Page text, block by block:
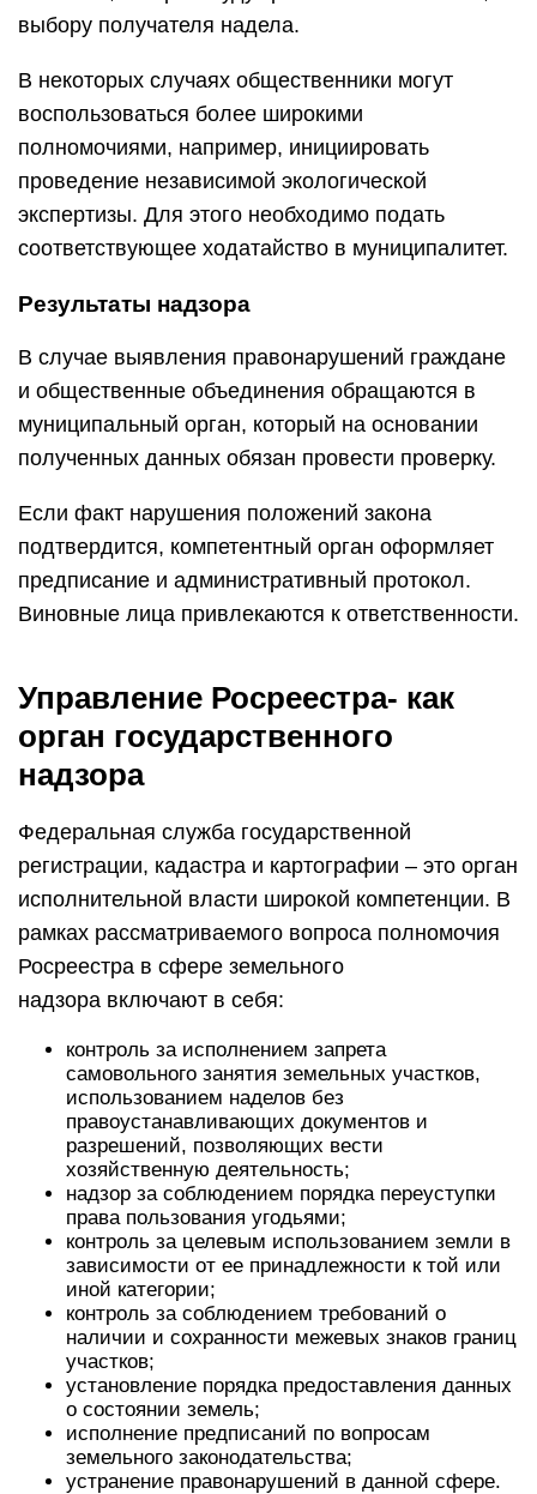
выбору получателя надела.
В некоторых случаях общественники могут
воспользоваться более широкими
полномочиями, например, инициировать
проведение независимой экологической
экспертизы. Для этого необходимо подать
соответствующее ходатайство в муниципалитет.
Результаты надзора
В случае выявления правонарушений граждане
и общественные объединения обращаются в
муниципальный орган, который на основании
полученных данных обязан провести проверку.
Если факт нарушения положений закона
подтвердится, компетентный орган оформляет
предписание и административный протокол.
Виновные лица привлекаются к ответственности.
Управление Росреестра- как
орган государственного
надзора
Федеральная служба государственной
регистрации, кадастра и картографии – это орган
исполнительной власти широкой компетенции. В
рамках рассматриваемого вопроса полномочия
Росреестра в сфере земельного
надзора включают в себя:
контроль за исполнением запрета
самовольного занятия земельных участков,
использованием наделов без
правоустанавливающих документов и
разрешений, позволяющих вести
хозяйственную деятельность;
надзор за соблюдением порядка переуступки
права пользования угодьями;
контроль за целевым использованием земли в
зависимости от ее принадлежности к той или
иной категории;
контроль за соблюдением требований о
наличии и сохранности межевых знаков границ
участков;
установление порядка предоставления данных
о состоянии земель;
исполнение предписаний по вопросам
земельного законодательства;
устранение правонарушений в данной сфере.